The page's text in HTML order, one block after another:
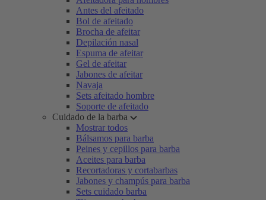
Antes del afeitado
Bol de afeitado
Brocha de afeitar
Depilación nasal
Espuma de afeitar
Gel de afeitar
Jabones de afeitar
Navaja
Sets afeitado hombre
Soporte de afeitado
Cuidado de la barba
Mostrar todos
Bálsamos para barba
Peines y cepillos para barba
Aceites para barba
Recortadoras y cortabarbas
Jabones y champús para barba
Sets cuidado barba